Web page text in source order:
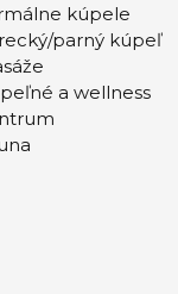
kúpele
parný kúpeľ
a wellness